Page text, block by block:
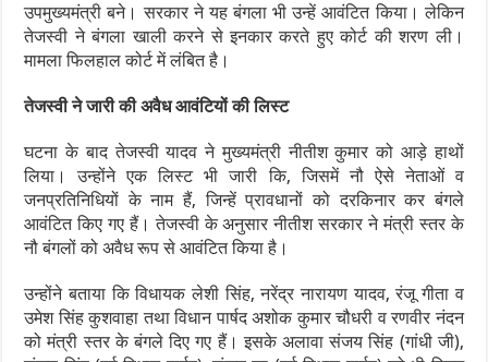
उपमुख्‍यमंत्री बने। सरकार ने यह बंगला भी उन्‍हें आवंटित किया। लेकिन
तेजस्‍वी ने बंगला खाली करने से इनकार करते हुए कोर्ट की शरण ली।
मामला फिलहाल कोर्ट में लंबित है।
तेजस्‍वी ने जारी की अवैध आवंटियों की लिस्‍ट
घटना के बाद तेजस्‍वी यादव ने मुख्‍यमंत्री नीतीश कुमार को आड़े हाथों
लिया। उन्‍होंने एक लिस्‍ट भी जारी कि, जिसमें नौ ऐसे नेताओं व
जनप्रतिनिधियों के नाम हैं, जिन्‍हें प्रावधानों को दरकिनार कर बंगले
आवंटित किए गए हैं। तेजस्‍वी के अनुसार नीतीश सरकार ने मंत्री स्‍तर के
नौ बंगलों को अवैध रूप से आवंटित किया है।
उन्‍होंने बताया कि विधायक लेशी सिंह, नरेंद्र नारायण यादव, रंजू गीता व
उमेश सिंह कुशवाहा तथा विधान पार्षद अशोक कुमार चौधरी व रणवीर नंदन
को मंत्री स्‍तर के बंगले दिए गए हैं। इसके अलावा संजय सिंह (गांधी जी),